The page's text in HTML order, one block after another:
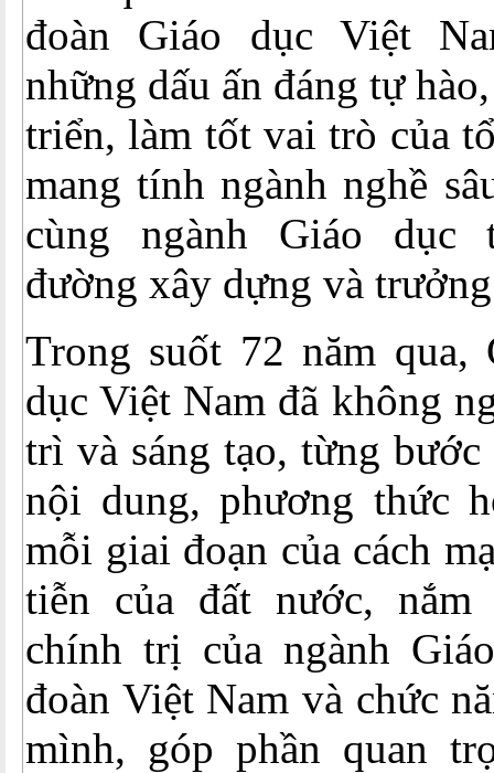
đoàn Giáo dục Việt
những dấu ấn đáng tự
triển, làm tốt vai trò của
mang tính ngành nghề
cùng ngành Giáo dục
đường xây dựng và
Trong suốt 72 năm qua,
dục Việt Nam đã không
trì và sáng tạo, từng
nội dung, phương thức
mỗi giai đoạn của cách
tiễn của đất nước,
chính trị của ngành
đoàn Việt Nam và chức
mình, góp phần quan